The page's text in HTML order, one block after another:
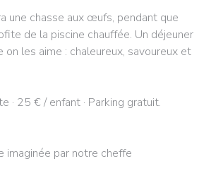
une chasse aux œufs, pendant que
de la piscine chauffée. Un déjeuner
on les aime : chaleureux, savoureux et
· 25 € / enfant · Parking gratuit.
imaginée par notre cheffe